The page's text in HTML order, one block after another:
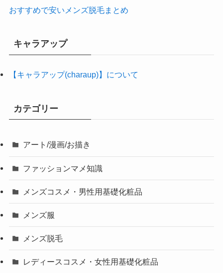
おすすめで安いメンズ脱毛まとめ
キャラアップ
【キャラアップ(charaup)】について
カテゴリー
アート/漫画/お描き
ファッションマメ知識
メンズコスメ・男性用基礎化粧品
メンズ服
メンズ脱毛
レディースコスメ・女性用基礎化粧品